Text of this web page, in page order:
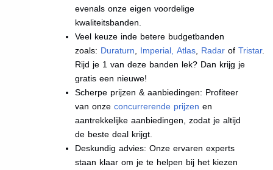
evenals onze eigen voordelige
kwaliteitsbanden.
Veel keuze inde betere budgetbanden
zoals: Duraturn Imperial Atlas Radar ofTristar.
Rijd je 1 van deze banden lek? Dan krijg je
gratis een nieuwe!
Scherpe prijzen & aanbiedingen: Profiteer
van onzeconcurrerende prijzen en
aantrekkelijke aanbiedingen, zodat je altijd
de beste deal krijgt.
Deskundig advies: Onze ervaren experts
staan klaar om je te helpen bij het kiezen